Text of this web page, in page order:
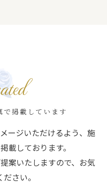
で掲載しています
ージいただけるよう、施
載しております。
案いたしますので、お気
さい。